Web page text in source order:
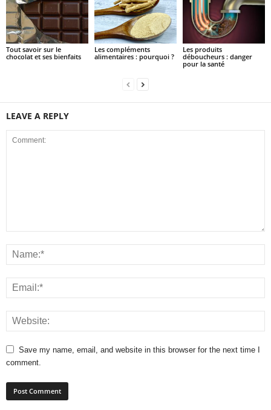
Tout savoir sur le
chocolat et ses bienfaits
Les compléments
alimentaires : pourquoi ?
Les produits
déboucheurs : danger
pour la santé
LEAVE A REPLY
Save my name, email, and website in this browser for the next time I
comment.